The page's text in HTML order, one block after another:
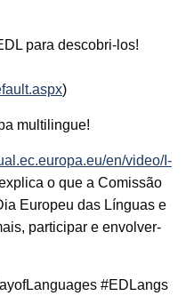
para descobri-los!
)
multilingue!
en/video/I-
o que a Comissão
Europeu das Línguas e
participar e envolver-
#EDLangs